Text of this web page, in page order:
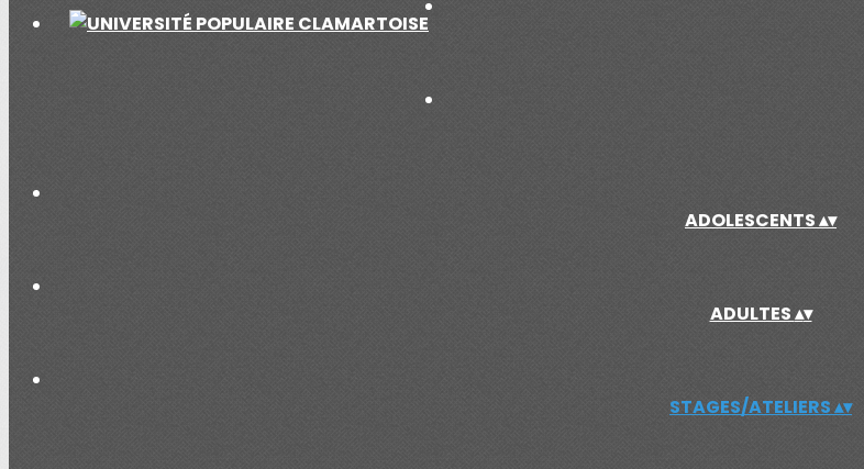
ADOLESCENTS▴▾
ADULTES▴▾
STAGES/ATELIERS▴▾